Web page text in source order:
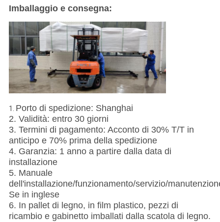
Imballaggio e consegna:
1. Porto di spedizione: Shanghai
2. Validità: entro 30 giorni
3. Termini di pagamento: Acconto di 30% T/T in
anticipo e 70% prima della spedizione
4. Garanzia: 1 anno a partire dalla data di
installazione
5. Manuale
dell'installazione/funzionamento/servizio/
Se in inglese
6. In pallet di legno, in film plastico, pezzi di
ricambio e gabinetto imballati dalla scatola di legno.